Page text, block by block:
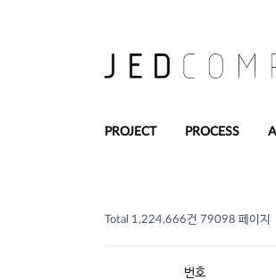
PROJECT PROCESS
Total 1,224,666건 79098 페이지
번호